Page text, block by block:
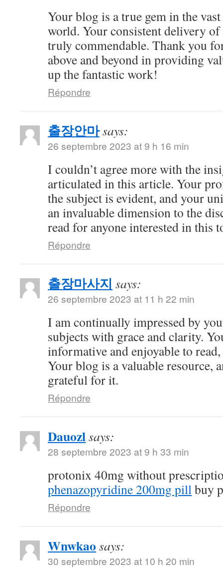
Your blog is a true gem in the
world. Your consistent delivery
truly commendable. Thank you
above and beyond in providing
up the fantastic work!
Répondre
출장안마says:
26 septembre 2023 at 9 h 16 min
I couldn’t agree more with the
articulated in this article. Your
the subject is evident, and your
an invaluable dimension to the
read for anyone interested in this
Répondre
출장마사지 says:
26 septembre 2023 at 11 h 22 min
I am continually impressed by
subjects with grace and clarity.
informative and enjoyable to
Your blog is a valuable resource,
grateful for it.
Répondre
Dauozlsays:
28 septembre 2023 at 9 h 33 min
protonix 40mg without
phenazopyridine 200mg pillbuy
Répondre
Wnwkao says:
30 septembre 2023 at 10 h 20 min